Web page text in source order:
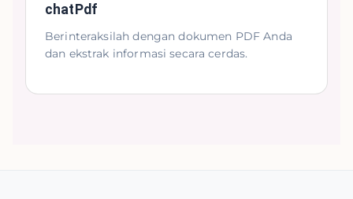
chatPdf
Berinteraksilah dengan dokumen PDF Anda
dan ekstrak informasi secara cerdas.